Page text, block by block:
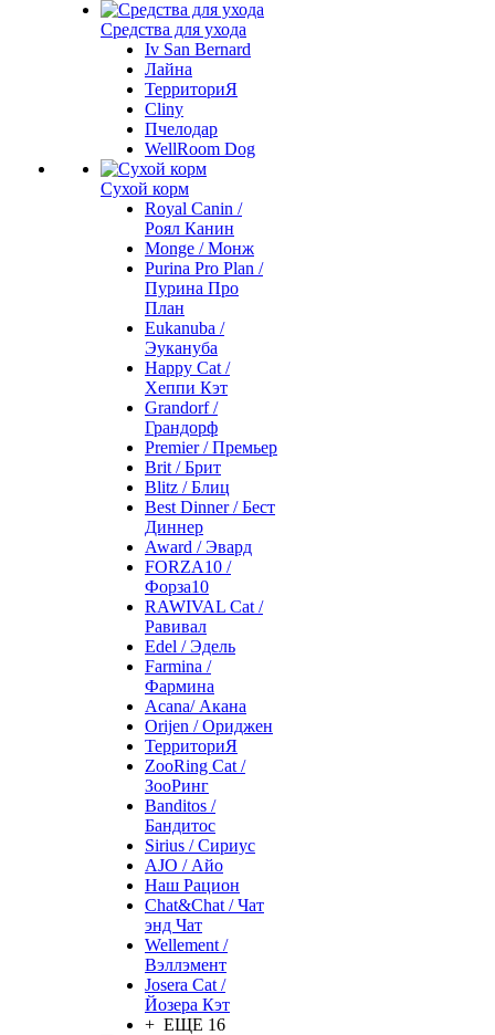
Средства для ухода
Iv San Bernard
Лайна
ТерриториЯ
Cliny
Пчелодар
WellRoom Dog
Сухой корм
Royal Canin /
Роял Канин
Monge / Монж
Purina Pro Plan /
Пурина Про
План
Eukanuba /
Эукануба
Happy Cat /
Хеппи Кэт
Grandorf /
Грандорф
Premier / Премьер
Brit / Брит
Blitz / Блиц
Best Dinner / Бест
Диннер
Award / Эвард
FORZA10 /
Форза10
RAWIVAL Cat /
Равивал
Edel / Эдель
Farmina /
Фармина
Acana/ Акана
Orijen / Ориджен
ТерриториЯ
ZooRing Cat /
ЗооРинг
Banditos /
Бандитос
Sirius / Сириус
AJO / Айо
Наш Рацион
Chat&Chat / Чат
энд Чат
Wellement /
Вэллэмент
Josera Cat /
Йозера Кэт
+ ЕЩЕ 16